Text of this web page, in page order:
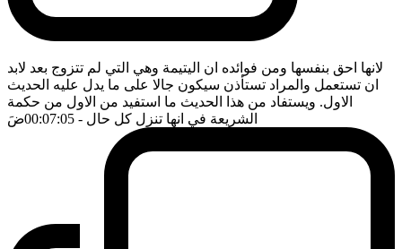
لانها احق بنفسها ومن فوائده ان اليتيمة وهي التي لم تتزوج بعد لابد
ان تستعمل والمراد تستأذن سيكون جالا على ما يدل عليه الحديث
الاول. ويستفاد من هذا الحديث ما استفيد من الاول من حكمة
الشريعة في انها تنزل كل حال - 00:07:05 ضَ